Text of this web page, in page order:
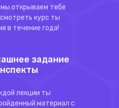
мы открываем тебе
курс ты
в течение года!
задание
лекции ты
материал с